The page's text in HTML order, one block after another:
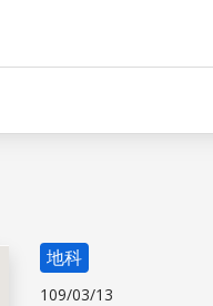
地科
109/03/13